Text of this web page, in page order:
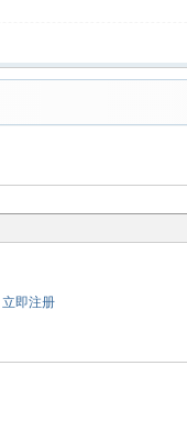
立即注册